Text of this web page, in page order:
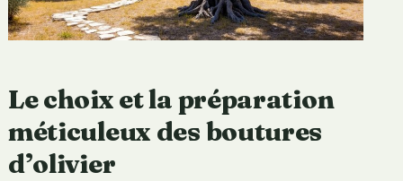
Le choix et la préparation
méticuleux des boutures
d’olivier